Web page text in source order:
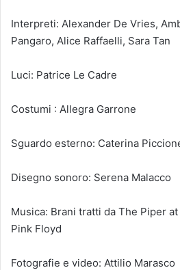
Interpreti: Alexander De Vries,
Pangaro, Alice Raffaelli, Sara Tan
Luci: Patrice Le Cadre
Costumi : Allegra Garrone
Sguardo esterno: Caterina
Disegno sonoro: Serena Malacco
Musica: Brani tratti da The Piper
Pink Floyd
Fotografie e video: Attilio Marasco